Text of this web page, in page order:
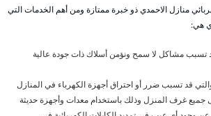
منازل الاحمدي ذو خبرة ممتازة ومن أهم الخدمات التي
هي:
قد تسبب مشاكل لا سمح ونؤمن أسلاك ذات جودة عالية
قد تسبب ضرر أو احتراق أجهزة الكهرباء في المنازل
جميع غرف المنزل وذلك باستخدام معدات وأجهزة حديثة